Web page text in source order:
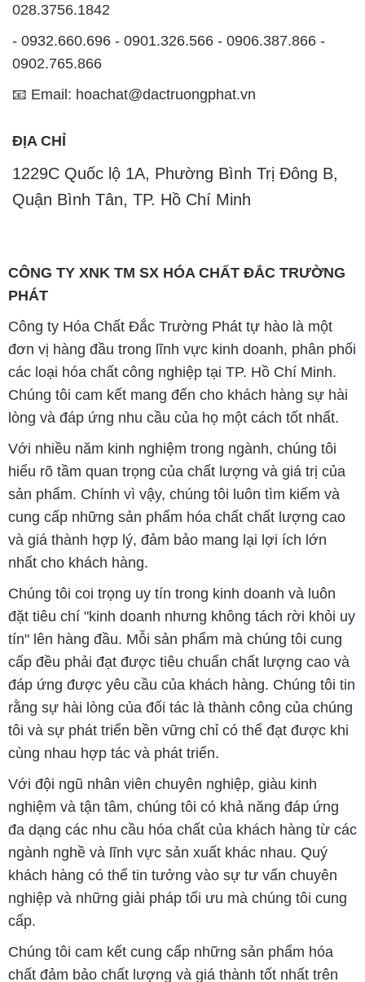
028.3756.1842
- 0932.660.696 - 0901.326.566 - 0906.387.866 -
0902.765.866
📧 Email: hoachat@dactruongphat.vn
ĐỊA CHỈ
1229C Quốc lộ 1A, Phường Bình Trị Đông B,
Quận Bình Tân, TP. Hồ Chí Minh
CÔNG TY XNK TM SX HÓA CHẤT ĐẮC TRƯỜNG
PHÁT
Công ty Hóa Chất Đắc Trường Phát tự hào là một
đơn vị hàng đầu trong lĩnh vực kinh doanh, phân phối
các loại hóa chất công nghiệp tại TP. Hồ Chí Minh.
Chúng tôi cam kết mang đến cho khách hàng sự hài
lòng và đáp ứng nhu cầu của họ một cách tốt nhất.
Với nhiều năm kinh nghiệm trong ngành, chúng tôi
hiểu rõ tầm quan trọng của chất lượng và giá trị của
sản phẩm. Chính vì vậy, chúng tôi luôn tìm kiếm và
cung cấp những sản phẩm hóa chất chất lượng cao
và giá thành hợp lý, đảm bảo mang lại lợi ích lớn
nhất cho khách hàng.
Chúng tôi coi trọng uy tín trong kinh doanh và luôn
đặt tiêu chí "kinh doanh nhưng không tách rời khỏi uy
tín" lên hàng đầu. Mỗi sản phẩm mà chúng tôi cung
cấp đều phải đạt được tiêu chuẩn chất lượng cao và
đáp ứng được yêu cầu của khách hàng. Chúng tôi tin
rằng sự hài lòng của đối tác là thành công của chúng
tôi và sự phát triển bền vững chỉ có thể đạt được khi
cùng nhau hợp tác và phát triển.
Với đội ngũ nhân viên chuyên nghiệp, giàu kinh
nghiệm và tận tâm, chúng tôi có khả năng đáp ứng
đa dạng các nhu cầu hóa chất của khách hàng từ các
ngành nghề và lĩnh vực sản xuất khác nhau. Quý
khách hàng có thể tin tưởng vào sự tư vấn chuyên
nghiệp và những giải pháp tối ưu mà chúng tôi cung
cấp.
Chúng tôi cam kết cung cấp những sản phẩm hóa
chất đảm bảo chất lượng và giá thành tốt nhất trên